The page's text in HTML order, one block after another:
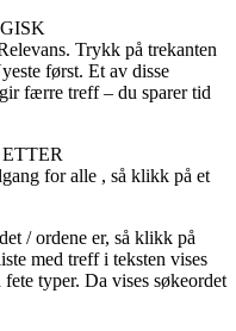
Trykk på trekanten
først. Et av disse
færre treff – du sparer tid
for alle , så klikk på et
/ ordene er, så klikk på
med treff i teksten vises
typer. Da vises søkeordet